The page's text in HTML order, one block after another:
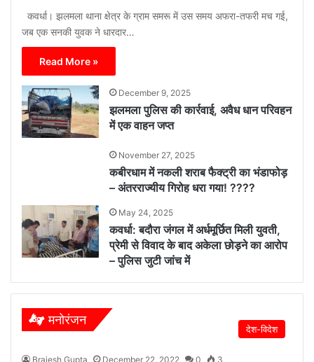
कवर्धा। झलमला थाना क्षेत्र के ग्राम समरू में उस समय अफरा-तफरी मच गई,
जब एक सनकी युवक ने धारदार…
Read More »
December 9, 2025
झलमला पुलिस की कार्रवाई, अवैध धान परिवहन
में एक वाहन जप्त
November 27, 2025
कबीरधाम में नकली शराब फैक्ट्री का भंडाफोड़
– अंतरराज्यीय गिरोह धरा गया! ????
May 24, 2025
कवर्धा: बदौरा जंगल में अर्धमूर्छित मिली युवती,
प्रेमी से विवाद के बाद अकेला छोड़ने का आरोप
– पुलिस जुटी जांच में
मनोरंजन
देश-विदेश
Brajesh Gupta December 22, 2022 0 3